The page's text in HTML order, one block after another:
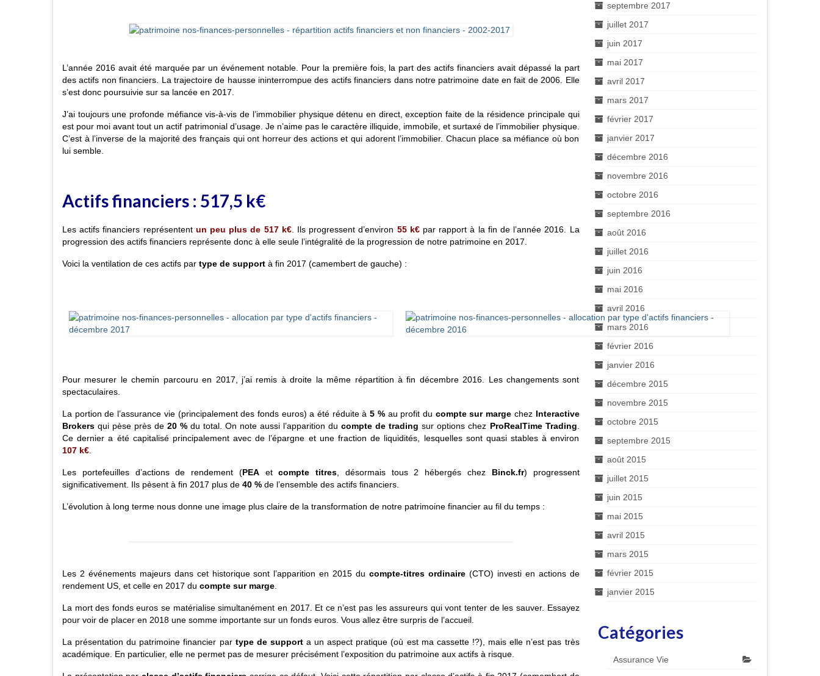
L’année 2016 avait été marquée par un événement notable. Pour la première fois, la part des actifs financiers avait dépassé la part
des actifs non financiers. La trajectoire de hausse ininterrompue des actifs financiers dans notre patrimoine date en fait de 2006. Elle
s’est donc poursuivie sur sa lancée en 2017.
J’ai toujours une profonde méfiance vis-à-vis de l’immobilier physique détenu en direct, exception faite de la résidence principale qui
est pour moi avant tout un actif patrimonial d’usage. Je n’aime pas le caractère illiquide, immobile, et surtaxé de l’immobilier physique.
C’est à l’inverse de la majorité des français qui ont horreur des actions et qui adorent l’immobilier. Chacun place sa méfiance où bon
lui semble.
Actifs financiers : 517,5 k€
Les actifs financiers représentent un peu plus de 517k€. Ils progressent d’environ 55 k€par rapport à la fin de l’année 2016. La
progression des actifs financiers représente donc à elle seule l’intégralité de la progression de notre patrimoine en 2017.
Voici la ventilation de ces actifs par type de support à fin 2017 (camembert de gauche) :
Pour mesurer le chemin parcouru en 2017, j’ai remis à droite la même répartition à fin décembre 2016. Les changements sont
spectaculaires.
La portion de l’assurance vie (principalement des fonds euros) a été réduite à5 %au profit du compte sur marge chez Interactive
Brokers qui pèse près de20 % du total. On note aussi l’apparition ducompte de trading sur options chez ProRealTime Trading
Ce dernier a été capitalisé principalement avec de l’épargne et une fraction de liquidités, lesquelles sont quasi stables à environ
107 k€
Les portefeuilles d’actions de rendement (PEAetcompte titres , désormais tous 2 hébergés chez Binck.fr) progressent
significativement. Ils pèsent à fin 2017 plus de 40 % de l’ensemble des actifs financiers.
L’évolution à long terme nous donne une image plus claire de la transformation de notre patrimoine financier au fil du temps :
Les 2 événements majeurs dans cet historique sont l’apparition en 2015 du compte-titres ordinaire(CTO) investi en actions de
rendement US, et celle en 2017 du compte sur marge
La mort des fonds euros se matérialise simultanément en 2017. Et ce n’est pas les assureurs qui vont tenter de les sauver. Essayez
pour voir de placer en 2018 une somme importante sur un fonds euros. Vous allez être surpris de l’accueil.
La présentation du patrimoine financier par type de supporta un aspect pratique (où est ma cassette !?), mais elle n’est pas très
académique. En particulier, elle ne permet pas de mesurer précisément l’exposition du patrimoine aux actifs à risque.
septembre 2017
juillet 2017
juin 2017
mai 2017
avril 2017
mars 2017
février 2017
janvier 2017
décembre 2016
novembre 2016
octobre 2016
septembre 2016
août 2016
juillet 2016
juin 2016
mai 2016
avril 2016
mars 2016
février 2016
janvier 2016
décembre 2015
novembre 2015
octobre 2015
septembre 2015
août 2015
juillet 2015
juin 2015
mai 2015
avril 2015
mars 2015
février 2015
janvier 2015
Catégories
Assurance Vie